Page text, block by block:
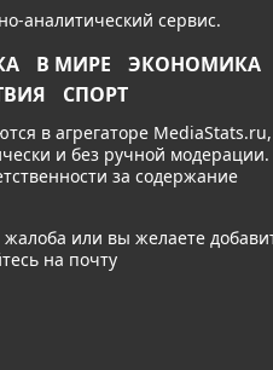
аналитический сервис.
В МИРЕ
ЭКОНОМИКА
СПОРТ
в агрегаторе MediaStats.ru,
и без ручной модерации.
за содержание
или вы желаете
на почту